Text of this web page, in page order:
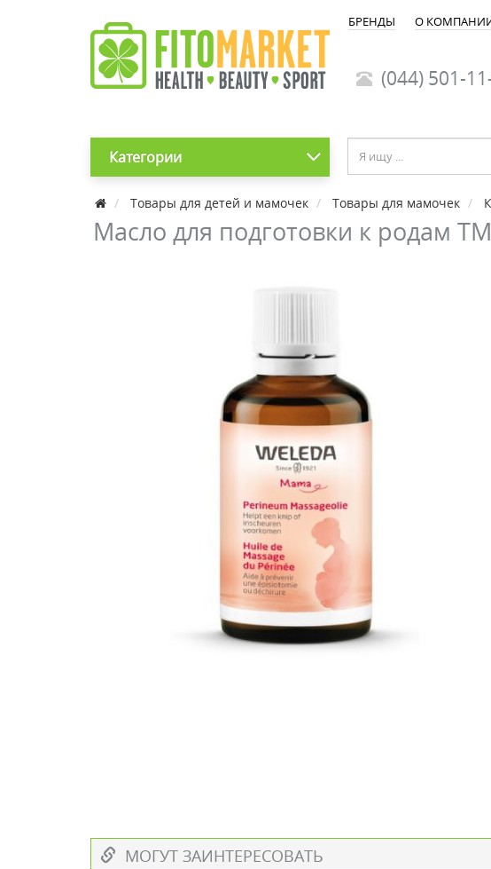
БРЕНДЫ О
(044) 501-
Категории
Товары для детей и мамочек Товары для мамочек
Масло для подготовки к родам
МОГУТ ЗАИНТЕРЕСОВАТЬ